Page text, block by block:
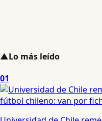
▲Lo más leído
01